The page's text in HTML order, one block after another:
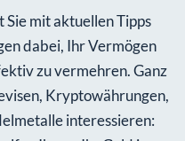
mit aktuellen Tipps
dabei, Ihr Vermögen
zu vermehren. Ganz
Kryptowährungen,
interessieren: